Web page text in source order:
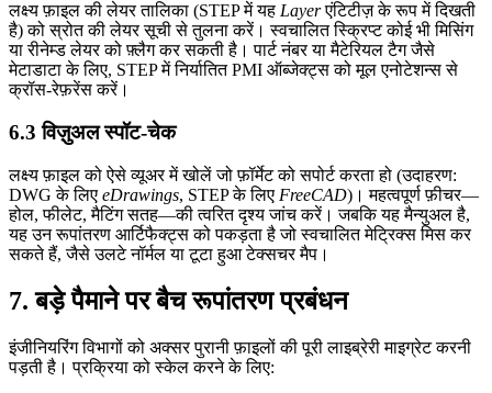
लक्ष्य फ़ाइल की लेयर तालिका (STEP में यह Layerएंटिटीज़ के रूप में दिखती
है) को स्रोत की लेयर सूची से तुलना करें। स्वचालित स्क्रिप्ट कोई भी मिसिंग
या रीनेम्ड लेयर को फ़्लैग कर सकती है। पार्ट नंबर या मैटेरियल टैग जैसे
मेटाडाटा के लिए, STEP में निर्यातित PMI ऑब्जेक्ट्स को मूल एनोटेशन्स से
क्रॉस‑रेफ़रेंस करें।
6.3 विज़ुअल स्पॉट‑चेक
लक्ष्य फ़ाइल को ऐसे व्यूअर में खोलें जो फ़ॉर्मेट को सपोर्ट करता हो (उदाहरण:
DWG के लिए eDrawings, STEP के लिए FreeCAD)। महत्वपूर्ण फ़ीचर—
होल, फीलेट, मैटिंग सतह—की त्वरित दृश्य जांच करें। जबकि यह मैन्युअल है,
यह उन रूपांतरण आर्टिफैक्ट्स को पकड़ता है जो स्वचालित मेट्रिक्स मिस कर
सकते हैं, जैसे उलटे नॉर्मल या टूटा हुआ टेक्सचर मैप।
7. बड़े पैमाने पर बैच रूपांतरण प्रबंधन
इंजीनियरिंग विभागों को अक्सर पुरानी फ़ाइलों की पूरी लाइब्रेरी माइग्रेट करनी
पड़ती है। प्रक्रिया को स्केल करने के लिए: